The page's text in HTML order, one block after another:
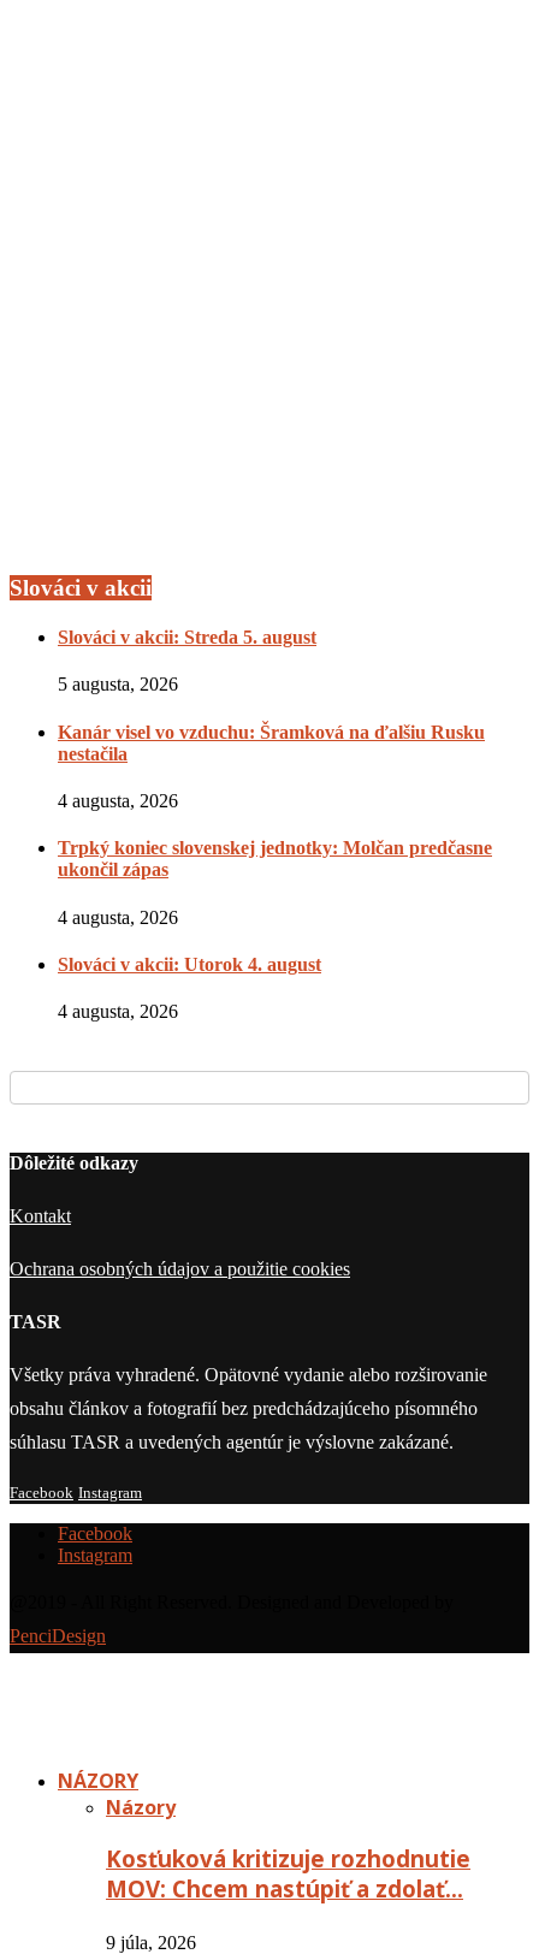
Slováci v akcii
Slováci v akcii: Streda 5. august
5 augusta, 2026
Kanár visel vo vzduchu: Šramková na ďalšiu Rusku
nestačila
4 augusta, 2026
Trpký koniec slovenskej jednotky: Molčan predčasne
ukončil zápas
4 augusta, 2026
Slováci v akcii: Utorok 4. august
4 augusta, 2026
Dôležité odkazy
Kontakt
Ochrana osobných údajov a použitie cookies
TASR
Všetky práva vyhradené. Opätovné vydanie alebo rozširovanie
obsahu článkov a fotografií bez predchádzajúceho písomného
súhlasu TASR a uvedených agentúr je výslovne zakázané.
Facebook Instagram
Facebook
Instagram
PenciDesign
NÁZORY
Názory
Kosťuková kritizuje rozhodnutie
MOV: Chcem nastúpiť a zdolať…
9 júla, 2026